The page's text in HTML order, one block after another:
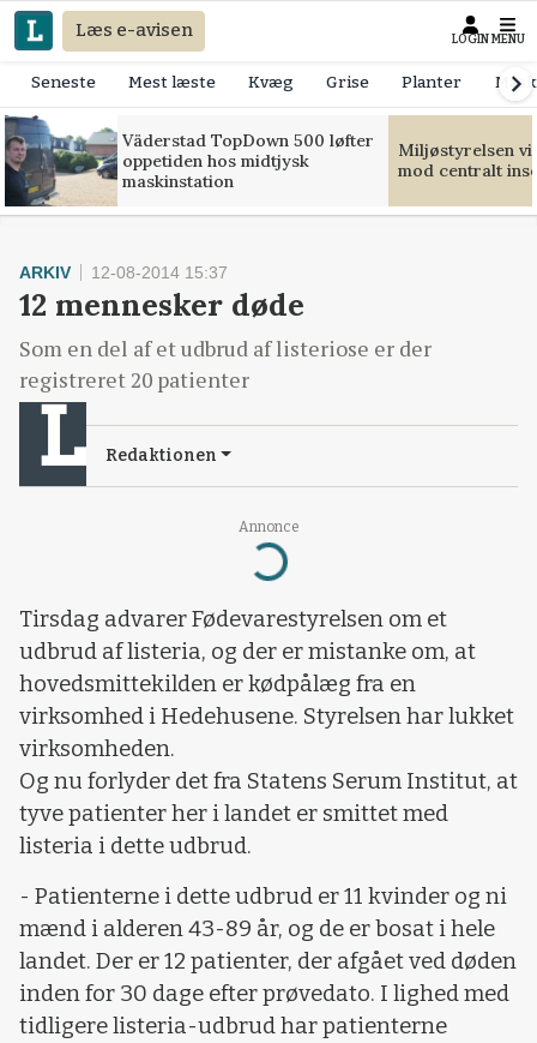
Læs e-avisen LOGIN MENU
Seneste Mest læste Kvæg Grise Planter
Väderstad TopDown 500 løfter
oppetiden hos midtjysk
maskinstation
Miljøstyrelsen
mod centralt
Annonce
Loading...
ARKIV 12-08-2014 15:37
12 mennesker døde
Som en del af et udbrud af listeriose er der
registreret 20 patienter
Redaktionen
Tirsdag advarer Fødevarestyrelsen om et
udbrud af listeria, og der er mistanke om, at
hovedsmittekilden er kødpålæg fra en
virksomhed i Hedehusene. Styrelsen har lukket
virksomheden.
Og nu forlyder det fra Statens Serum Institut, at
tyve patienter her i landet er smittet med
listeria i dette udbrud.
- Patienterne i dette udbrud er 11 kvinder og ni
mænd i alderen 43-89 år, og de er bosat i hele
landet. Der er 12 patienter, der afgået ved døden
inden for 30 dage efter prøvedato. I lighed med
tidligere listeria-udbrud har patienterne